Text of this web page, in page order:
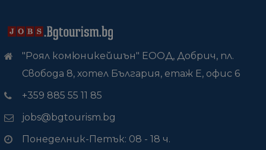
"Роял комюникейшън" ЕООД, Добрич, пл.
Свобода 8, хотел България, етаж Е, офис 6
+359 885 55 11 85
jobs@bgtourism.bg
Понеделник-Петък: 08 - 18 ч.